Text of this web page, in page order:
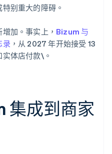
别重大的障碍。
加。事实上， Bizum 与
录 ，从 2027 年开始接受 13
体店付款\。
集成到商家